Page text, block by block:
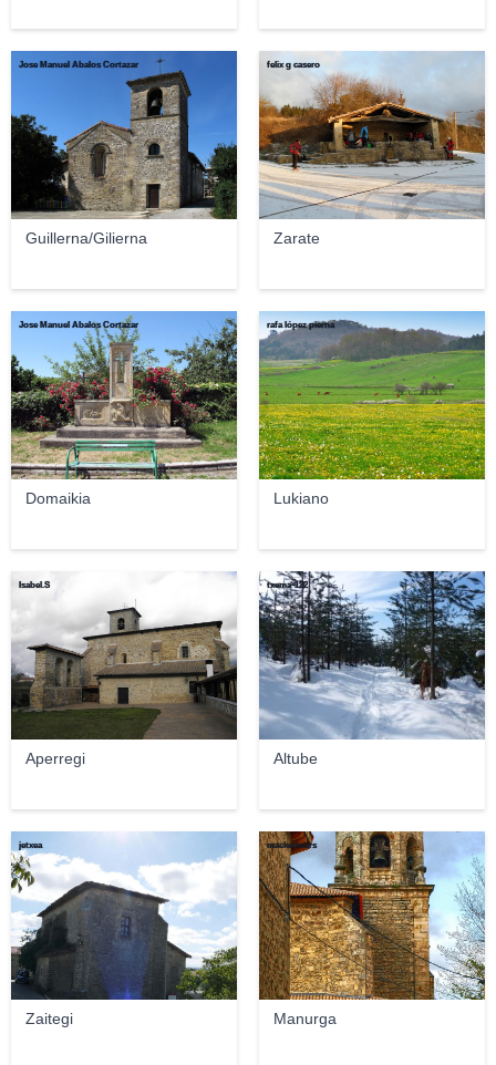
Guillerna/Gilierna
Jose Manuel Abalos Cortazar
Zarate
felix g casero
Domaikia
Jose Manuel Abalos Cortazar
Lukiano
rafa lópez pierna
Aperregi
Isabel.S
Altube
txema-122
Zaitegi
jetxea
Manurga
mackedwars